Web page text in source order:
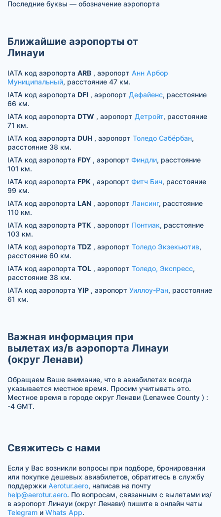
Последние буквы — обозначение аэропорта
Ближайшие аэропорты от
Линауи
IATA код аэропорта ARB , аэропорт Анн Арбор
Муниципальный, расстояние 47 км.
IATA код аэропорта DFI , аэропорт Дефайенс, расстояние
66 км.
IATA код аэропорта DTW , аэропорт Детройт, расстояние
71 км.
IATA код аэропорта DUH , аэропорт Толедо Сабёрбан,
расстояние 38 км.
IATA код аэропорта FDY , аэропорт Финдли, расстояние
101 км.
IATA код аэропорта FPK , аэропорт Фитч Бич, расстояние
99 км.
IATA код аэропорта LAN , аэропорт Лансинг, расстояние
110 км.
IATA код аэропорта PTK , аэропорт Понтиак, расстояние
103 км.
IATA код аэропорта TDZ , аэропорт Толедо Экзекьютив,
расстояние 60 км.
IATA код аэропорта TOL , аэропорт Толедо, Экспресс,
расстояние 38 км.
IATA код аэропорта YIP , аэропорт Уиллоу-Ран, расстояние
61 км.
Важная информация при
вылетах из/в аэропорта Линауи
(округ Ленави)
Обращаем Ваше внимание, что в авиабилетах всегда
указывается местное время. Просим учитывать это.
Местное время в городе округ Ленави (Lenawee County ) :
-4 GMT.
Свяжитесь с нами
Если у Вас возникли вопросы при подборе, бронировании
или покупке дешевых авиабилетов, обратитесь в службу
поддержки Aerotur.aero, написав на почту
help@aerotur.aero. По вопросам, связанным с вылетами из/
в аэропорт Линауи (округ Ленави) пишите в онлайн чаты
Telegram и Whats App.